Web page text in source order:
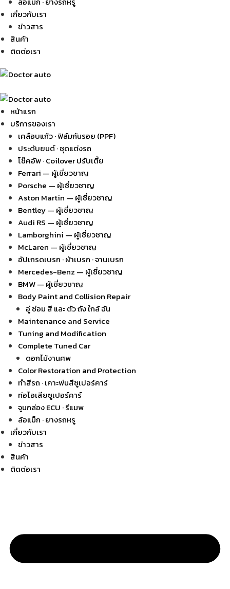
เกี่ยวกับเรา
ข่าวสาร
สินค้า
ติดต่อเรา
หน้าแรก
บริการของเรา
เคลือบแก้ว · ฟิล์มกันรอย (PPF)
ประดับยนต์ · ชุดแต่งรถ
โช๊คอัพ · Coilover ปรับเตี้ย
Ferrari — ผู้เชี่ยวชาญ
Porsche — ผู้เชี่ยวชาญ
Aston Martin — ผู้เชี่ยวชาญ
Bentley — ผู้เชี่ยวชาญ
Audi RS — ผู้เชี่ยวชาญ
Lamborghini — ผู้เชี่ยวชาญ
McLaren — ผู้เชี่ยวชาญ
อัปเกรดเบรก · ผ้าเบรก · จานเบรก
Mercedes-Benz — ผู้เชี่ยวชาญ
BMW — ผู้เชี่ยวชาญ
Body Paint and Collision Repair
อู่ ซ่อม สี และ ตัว ถัง ใกล้ ฉัน
Maintenance and Service
Tuning and Modification
Complete Tuned Car
ดอกไม้งานศพ
Color Restoration and Protection
ทำสีรถ · เคาะพ่นสีซูเปอร์คาร์
ท่อไอเสียซูเปอร์คาร์
จูนกล่อง ECU · รีแมพ
ล้อแม็ก · ยางรถหรู
เกี่ยวกับเรา
ข่าวสาร
สินค้า
ติดต่อเรา